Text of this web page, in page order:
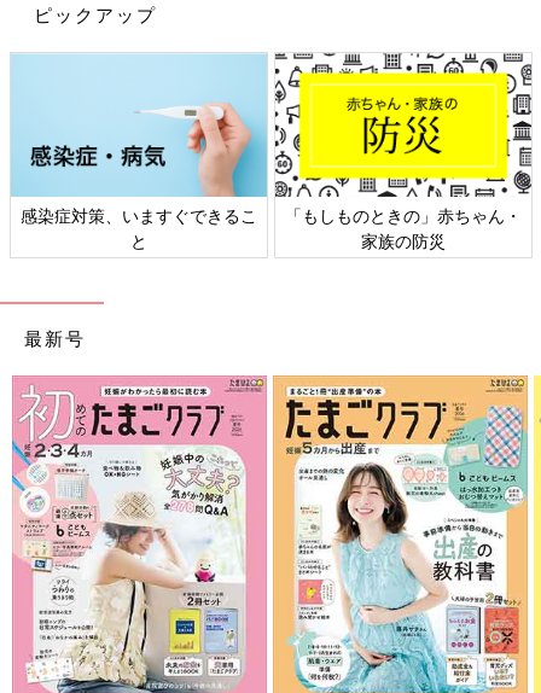
ピックアップ
日本外来小児科学会リーフレッ
ト検討会
六星占術 細木かおりさんの人生
相談
最新号